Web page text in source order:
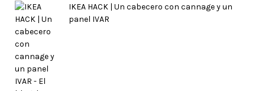
IKEA HACK | Un cabecero con cannage y un
panel IVAR